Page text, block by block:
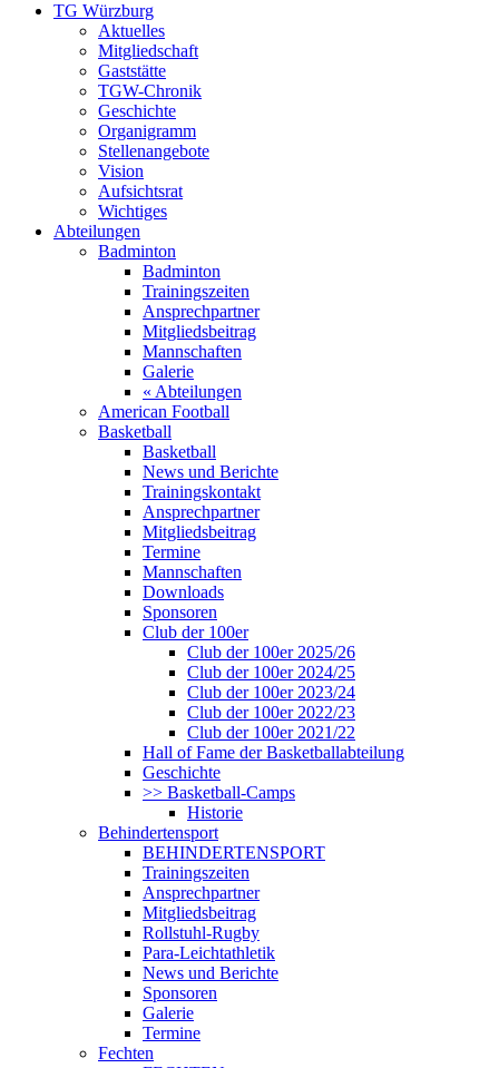
TG Würzburg
Aktuelles
Mitgliedschaft
Gaststätte
TGW-Chronik
Geschichte
Organigramm
Stellenangebote
Vision
Aufsichtsrat
Wichtiges
Abteilungen
Badminton
Badminton
Trainingszeiten
Ansprechpartner
Mitgliedsbeitrag
Mannschaften
Galerie
« Abteilungen
American Football
Basketball
Basketball
News und Berichte
Trainingskontakt
Ansprechpartner
Mitgliedsbeitrag
Termine
Mannschaften
Downloads
Sponsoren
Club der 100er
Club der 100er 2025/26
Club der 100er 2024/25
Club der 100er 2023/24
Club der 100er 2022/23
Club der 100er 2021/22
Hall of Fame der Basketballabteilung
Geschichte
>> Basketball-Camps
Historie
Behindertensport
BEHINDERTENSPORT
Trainingszeiten
Ansprechpartner
Mitgliedsbeitrag
Rollstuhl-Rugby
Para-Leichtathletik
News und Berichte
Sponsoren
Galerie
Termine
Fechten